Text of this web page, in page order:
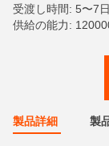
受渡し時間: 5〜7日
供給の能力:
製品詳細 製